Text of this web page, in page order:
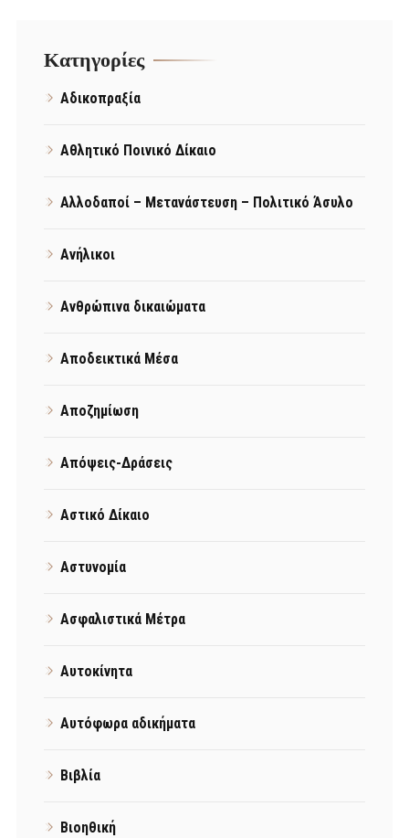
Kατηγορίες
Αδικοπραξία
Αθλητικό Ποινικό Δίκαιο
Αλλοδαποί – Μετανάστευση – Πολιτικό Άσυλο
Ανήλικοι
Ανθρώπινα δικαιώματα
Αποδεικτικά Μέσα
Αποζημίωση
Απόψεις-Δράσεις
Αστικό Δίκαιο
Αστυνομία
Ασφαλιστικά Μέτρα
Αυτοκίνητα
Αυτόφωρα αδικήματα
Βιβλία
Βιοηθική